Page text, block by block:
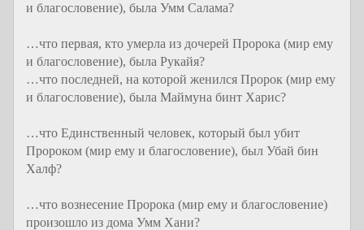
и благословение), была Умм Салама?
…что первая, кто умерла из дочерей Пророка (мир ему
и благословение), была Рукайя?
…что последней, на которой женился Пророк (мир ему
и благословение), была Маймуна бинт Харис?
…что Единственный человек, который был убит
Пророком (мир ему и благословение), был Убай бин
Халф?
…что вознесение Пророка (мир ему и благословение)
произошло из дома Умм Хани?